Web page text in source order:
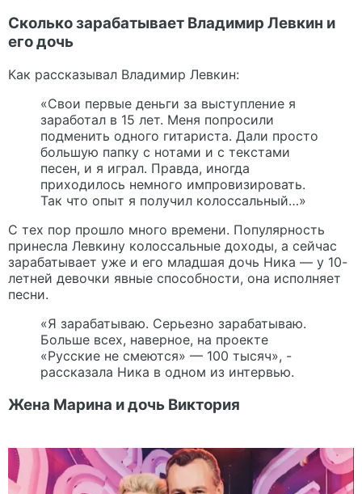
Сколько зарабатывает Владимир Левкин и
его дочь
Как рассказывал Владимир Левкин:
«Свои первые деньги за выступление я
заработал в 15 лет. Меня попросили
подменить одного гитариста. Дали просто
большую папку с нотами и с текстами
песен, и я играл. Правда, иногда
приходилось немного импровизировать.
Так что опыт я получил колоссальный…»
С тех пор прошло много времени. Популярность
принесла Левкину колоссальные доходы, а сейчас
зарабатывает уже и его младшая дочь Ника — у 10-
летней девочки явные способности, она исполняет
песни.
«Я зарабатываю. Серьезно зарабатываю.
Больше всех, наверное, на проекте
«Русские не смеются» — 100 тысяч», -
рассказала Ника в одном из интервью.
Жена Марина и дочь Виктория